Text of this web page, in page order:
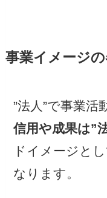
事業イメージ
”法人”で事業
信用や成果は”
ドイメージと
なります。